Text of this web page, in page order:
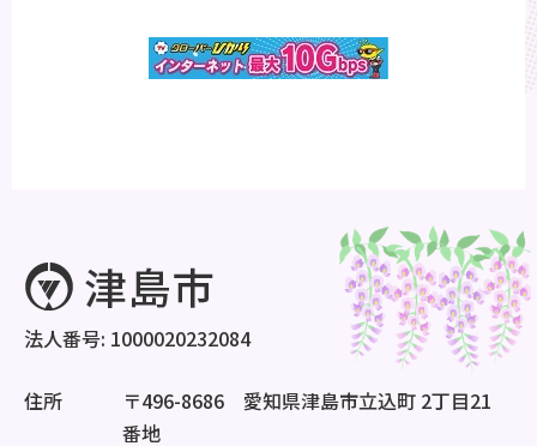
法人番号: 1000020232084
住所
〒496-8686 愛知県津島市立込町 2丁目21
番地